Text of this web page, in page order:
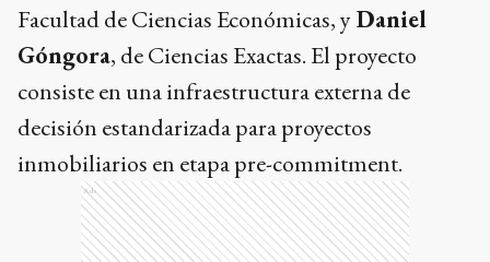
Facultad de Ciencias Económicas, yDaniel
Góngora, de Ciencias Exactas. El proyecto
consiste en una infraestructura externa de
decisión estandarizada para proyectos
inmobiliarios en etapa pre-commitment.
Ads